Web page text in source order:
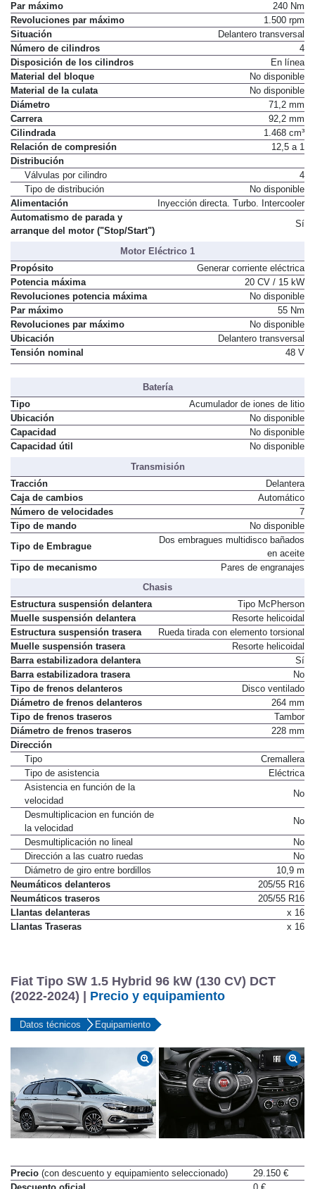
Par máximo
240 Nm
Revoluciones par máximo
1.500 rpm
Situación
Delantero transversal
Número de cilindros
4
Disposición de los cilindros
En línea
Material del bloque
No disponible
Material de la culata
No disponible
Diámetro
71,2 mm
Carrera
92,2 mm
Cilindrada
1.468 cm³
Relación de compresión
12,5 a 1
Distribución
Válvulas por cilindro
4
Tipo de distribución
No disponible
Alimentación
Inyección directa. Turbo. Intercooler
Automatismo de parada y
arranque del motor ("Stop/Start")
Sí
Motor Eléctrico 1
Propósito
Generar corriente eléctrica
Potencia máxima
20 CV / 15 kW
Revoluciones potencia máxima
No disponible
Par máximo
55 Nm
Revoluciones par máximo
No disponible
Ubicación
Delantero transversal
Tensión nominal
48 V
Batería
Tipo
Acumulador de iones de litio
Ubicación
No disponible
Capacidad
No disponible
Capacidad útil
No disponible
Transmisión
Tracción
Delantera
Caja de cambios
Automático
Número de velocidades
7
Tipo de mando
No disponible
Tipo de Embrague
Dos embragues multidisco bañados
en aceite
Tipo de mecanismo
Pares de engranajes
Chasis
Estructura suspensión delantera
Tipo McPherson
Muelle suspensión delantera
Resorte helicoidal
Estructura suspensión trasera
Rueda tirada con elemento torsional
Muelle suspensión trasera
Resorte helicoidal
Barra estabilizadora delantera
Sí
Barra estabilizadora trasera
No
Tipo de frenos delanteros
Disco ventilado
Diámetro de frenos delanteros
264 mm
Tipo de frenos traseros
Tambor
Diámetro de frenos traseros
228 mm
Dirección
Tipo
Cremallera
Tipo de asistencia
Eléctrica
Asistencia en función de la
velocidad
No
Desmultiplicacion en función de
la velocidad
No
Desmultiplicación no lineal
No
Dirección a las cuatro ruedas
No
Diámetro de giro entre bordillos
10,9 m
Neumáticos delanteros
205/55 R16
Neumáticos traseros
205/55 R16
Llantas delanteras
x 16
Llantas Traseras
x 16
Fiat Tipo SW 1.5 Hybrid 96 kW (130 CV) DCT
(2022-2024) | Precio y equipamiento
Datos técnicos Equipamiento
Precio (con descuento y equipamiento seleccionado)
29.150 €